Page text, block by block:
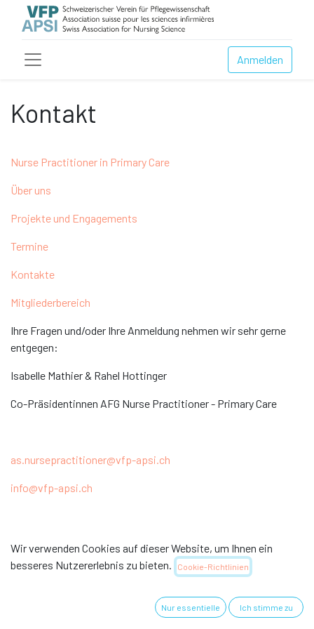
Anmelden
Kontakt
Nurse Practitioner in Primary Care
Über uns
Projekte und Engagements
Termine
Kontakte
Mitgliederbereich
Ihre Fragen und/oder Ihre Anmeldung nehmen wir sehr gerne
entgegen:
Isabelle Mathier & Rahel Hottinger
Co-Präsidentinnen AFG Nurse Practitioner - Primary Care
as.nursepractitioner@vfp-apsi.ch
info@vfp-apsi.ch
Wir verwenden Cookies auf dieser Website, um Ihnen ein
besseres Nutzererlebnis zu bieten.
Cookie-Richtlinien
Nur essentielle Ich stimme zu